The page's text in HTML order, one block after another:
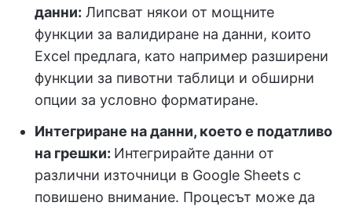
данни: Липсват някои от мощните
функции за валидиране на данни, които
Excel предлага, като например разширени
функции за пивотни таблици и обширни
опции за условно форматиране.
Интегриране на данни, което е податливо
на грешки: Интегрирайте данни от
различни източници в Google Sheets с
повишено внимание. Процесът може да